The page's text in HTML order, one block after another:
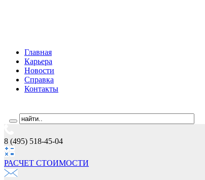
Главная
Карьера
Новости
Справка
Контакты
8 (495) 518-45-04
РАСЧЕТ СТОИМОCТИ